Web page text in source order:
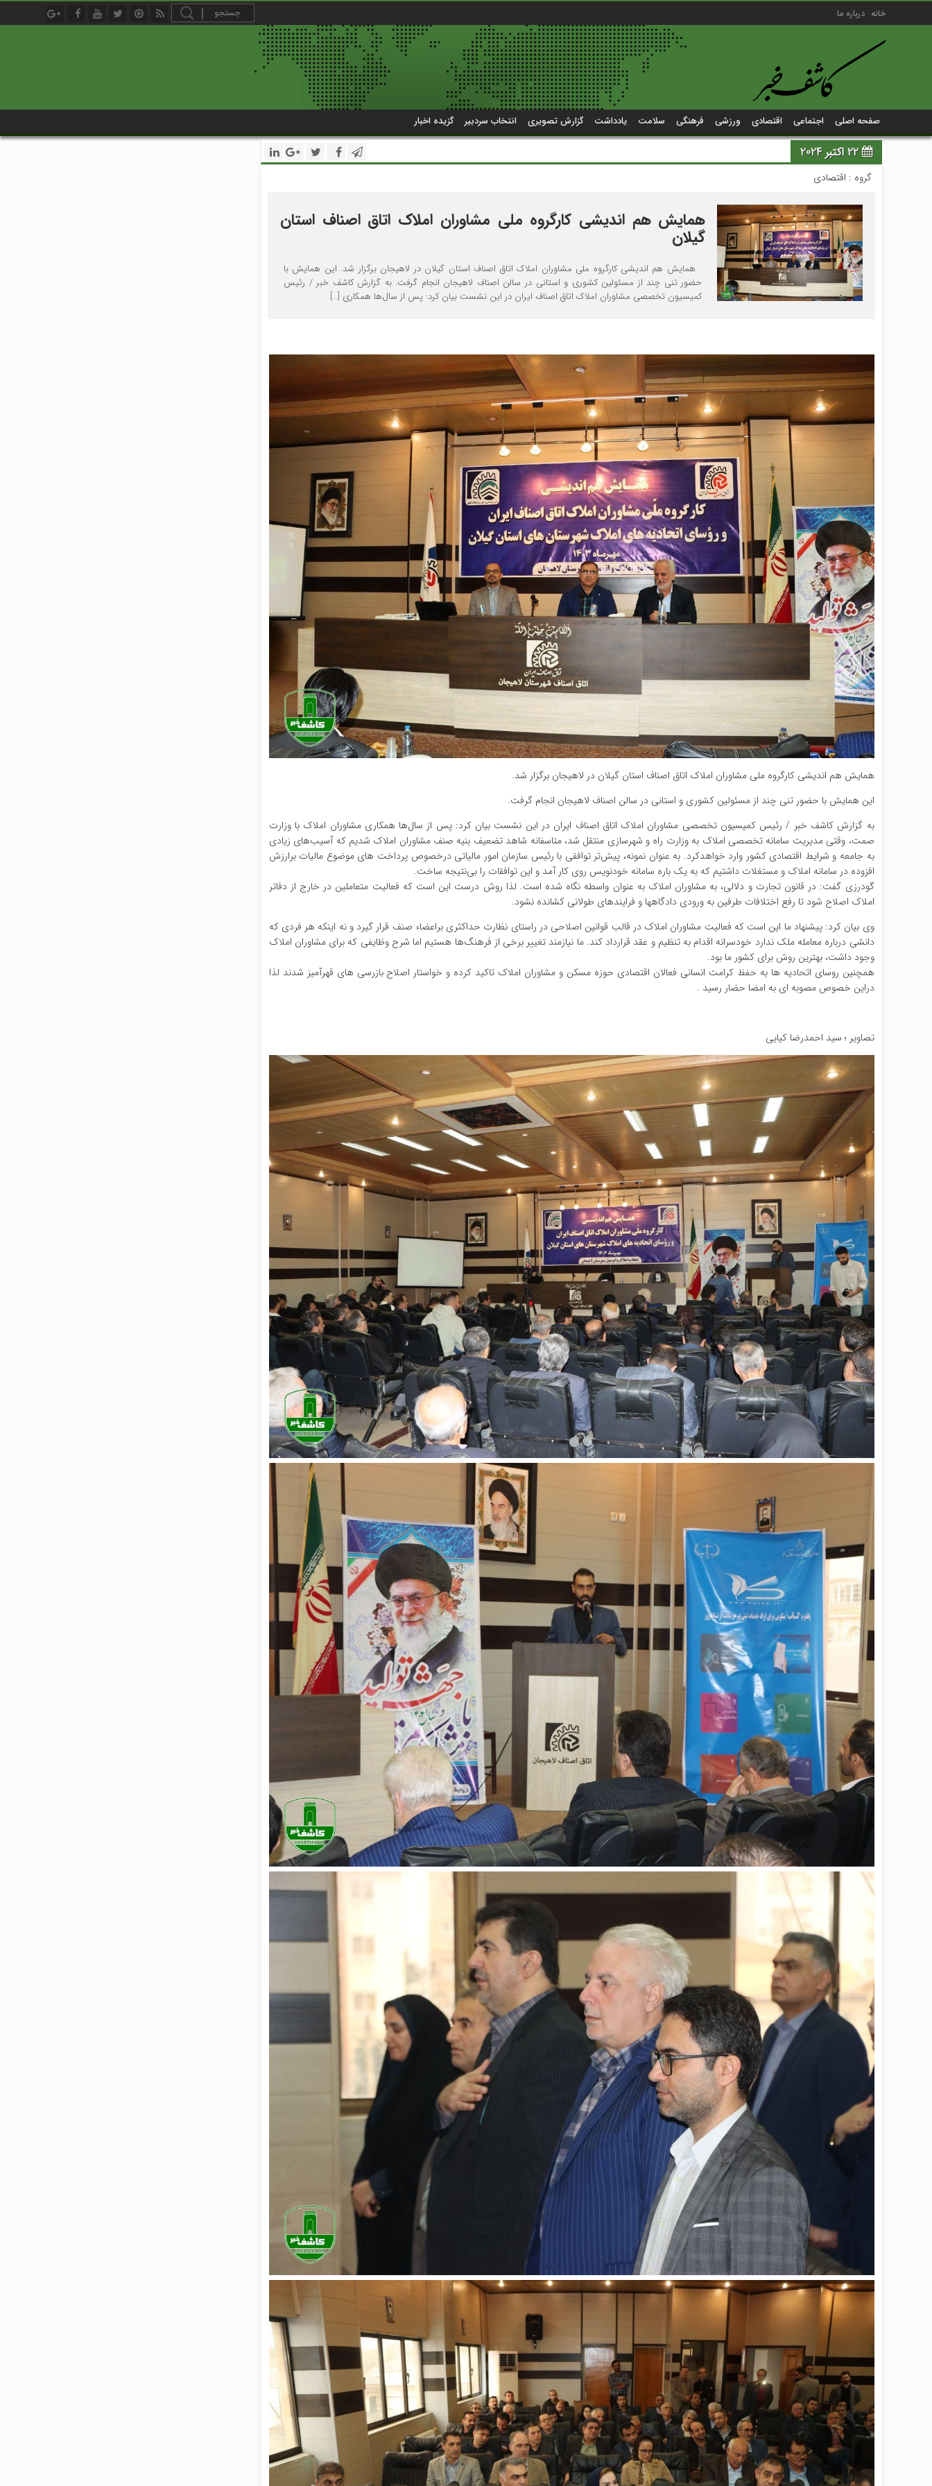
خانه درباره ما
صفحه اصلی اجتماعی اقتصادی ورزشی فرهنگی سلامت یادداشت گزارش تصویری انتخاب سردبیر گزیده اخبار
22 اکتبر 2024
گروه : اقتصادی
همایش هم اندیشی کارگروه ملی مشاوران املاک اتاق اصناف استان
گیلان
همایش هم اندیشی کارگروه ملی مشاوران املاک اتاق اصناف استان گیلان در لاهیجان برگزار شد. این همایش با
حضور تنی چند از مسئولین کشوری و استانی در سالن اصناف لاهیجان انجام گرفت. به گزارش کاشف خبر / رئیس
کمیسیون تخصصی مشاوران املاک اتاق اصناف ایران در این نشست بیان کرد: پس از سال‌ها همکاری […]
همایش هم اندیشی کارگروه ملی مشاوران املاک اتاق اصناف استان گیلان در لاهیجان برگزار شد.
این همایش با حضور تنی چند از مسئولین کشوری و استانی در سالن اصناف لاهیجان انجام گرفت.
به گزارش کاشف خبر / رئیس کمیسیون تخصصی مشاوران املاک اتاق اصناف ایران در این نشست بیان کرد: پس از سال‌ها همکاری مشاوران املاک با وزارت
صمت، وقتی مدیریت سامانه تخصصی املاک به وزارت راه و شهرسازی منتقل شد، متاسفانه شاهد تضعیف بنیه صنف مشاوران املاک شدیم که آسیب‌های زیادی
به جامعه و شرایط اقتصادی کشور وارد خواهدکرد. به عنوان نمونه، پیش‌تر توافقی با رئیس سازمان امور مالیاتی درخصوص پرداخت های موضوع مالیات برارزش
افزوده در سامانه املاک و مستغلات داشتیم که به یک باره سامانه خودنویس روی کار آمد و این توافقات را بی‌نتیجه ساخت.
گودرزی گفت: در قانون تجارت و دلالی، به مشاوران املاک به عنوان واسطه نگاه شده است. لذا روش درست این است که فعالیت متعاملین در خارج از دفاتر
املاک اصلاح شود تا رفع اختلافات طرفین به ورودی دادگاه‎ها و فرایندهای طولانی کشانده نشود.
وی بیان کرد: پیشنهاد ما این است که فعالیت مشاوران املاک در قالب قوانین اصلاحی در راستای نظارت حداکثری براعضاء صنف قرار گیرد و نه اینکه هر فردی که
دانشی درباره معامله ملک ندارد خودسرانه اقدام به تنظیم و عقد قرارداد کند. ما نیازمند تغییر برخی از فرهنگ‌ها هستیم اما شرح وظایفی که برای مشاوران املاک
وجود داشت، بهترین روش برای کشور ما بود.
همچنین روسای اتحادیه ها به حفظ کرامت انسانی فعالان اقتصادی حوزه مسکن و مشاوران املاک تاکید کرده و خواستار اصلاح بازرسی های قهرآمیز شدند لذا
دراین خصوص مصوبه ای به امضا حضار رسید .
تصاویر ؛ سید احمدرضا کیایی